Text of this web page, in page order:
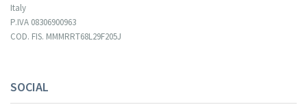
Italy
P.IVA 08306900963
COD. FIS. MMMRRT68L29F205J
SOCIAL